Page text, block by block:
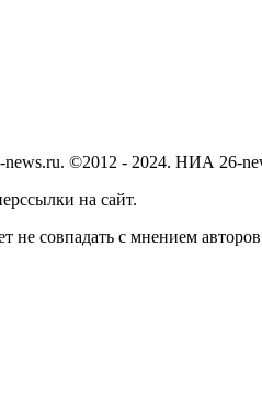
news.ru. ©2012 - 2024. НИА 26-
на сайт.
совпадать с мнением